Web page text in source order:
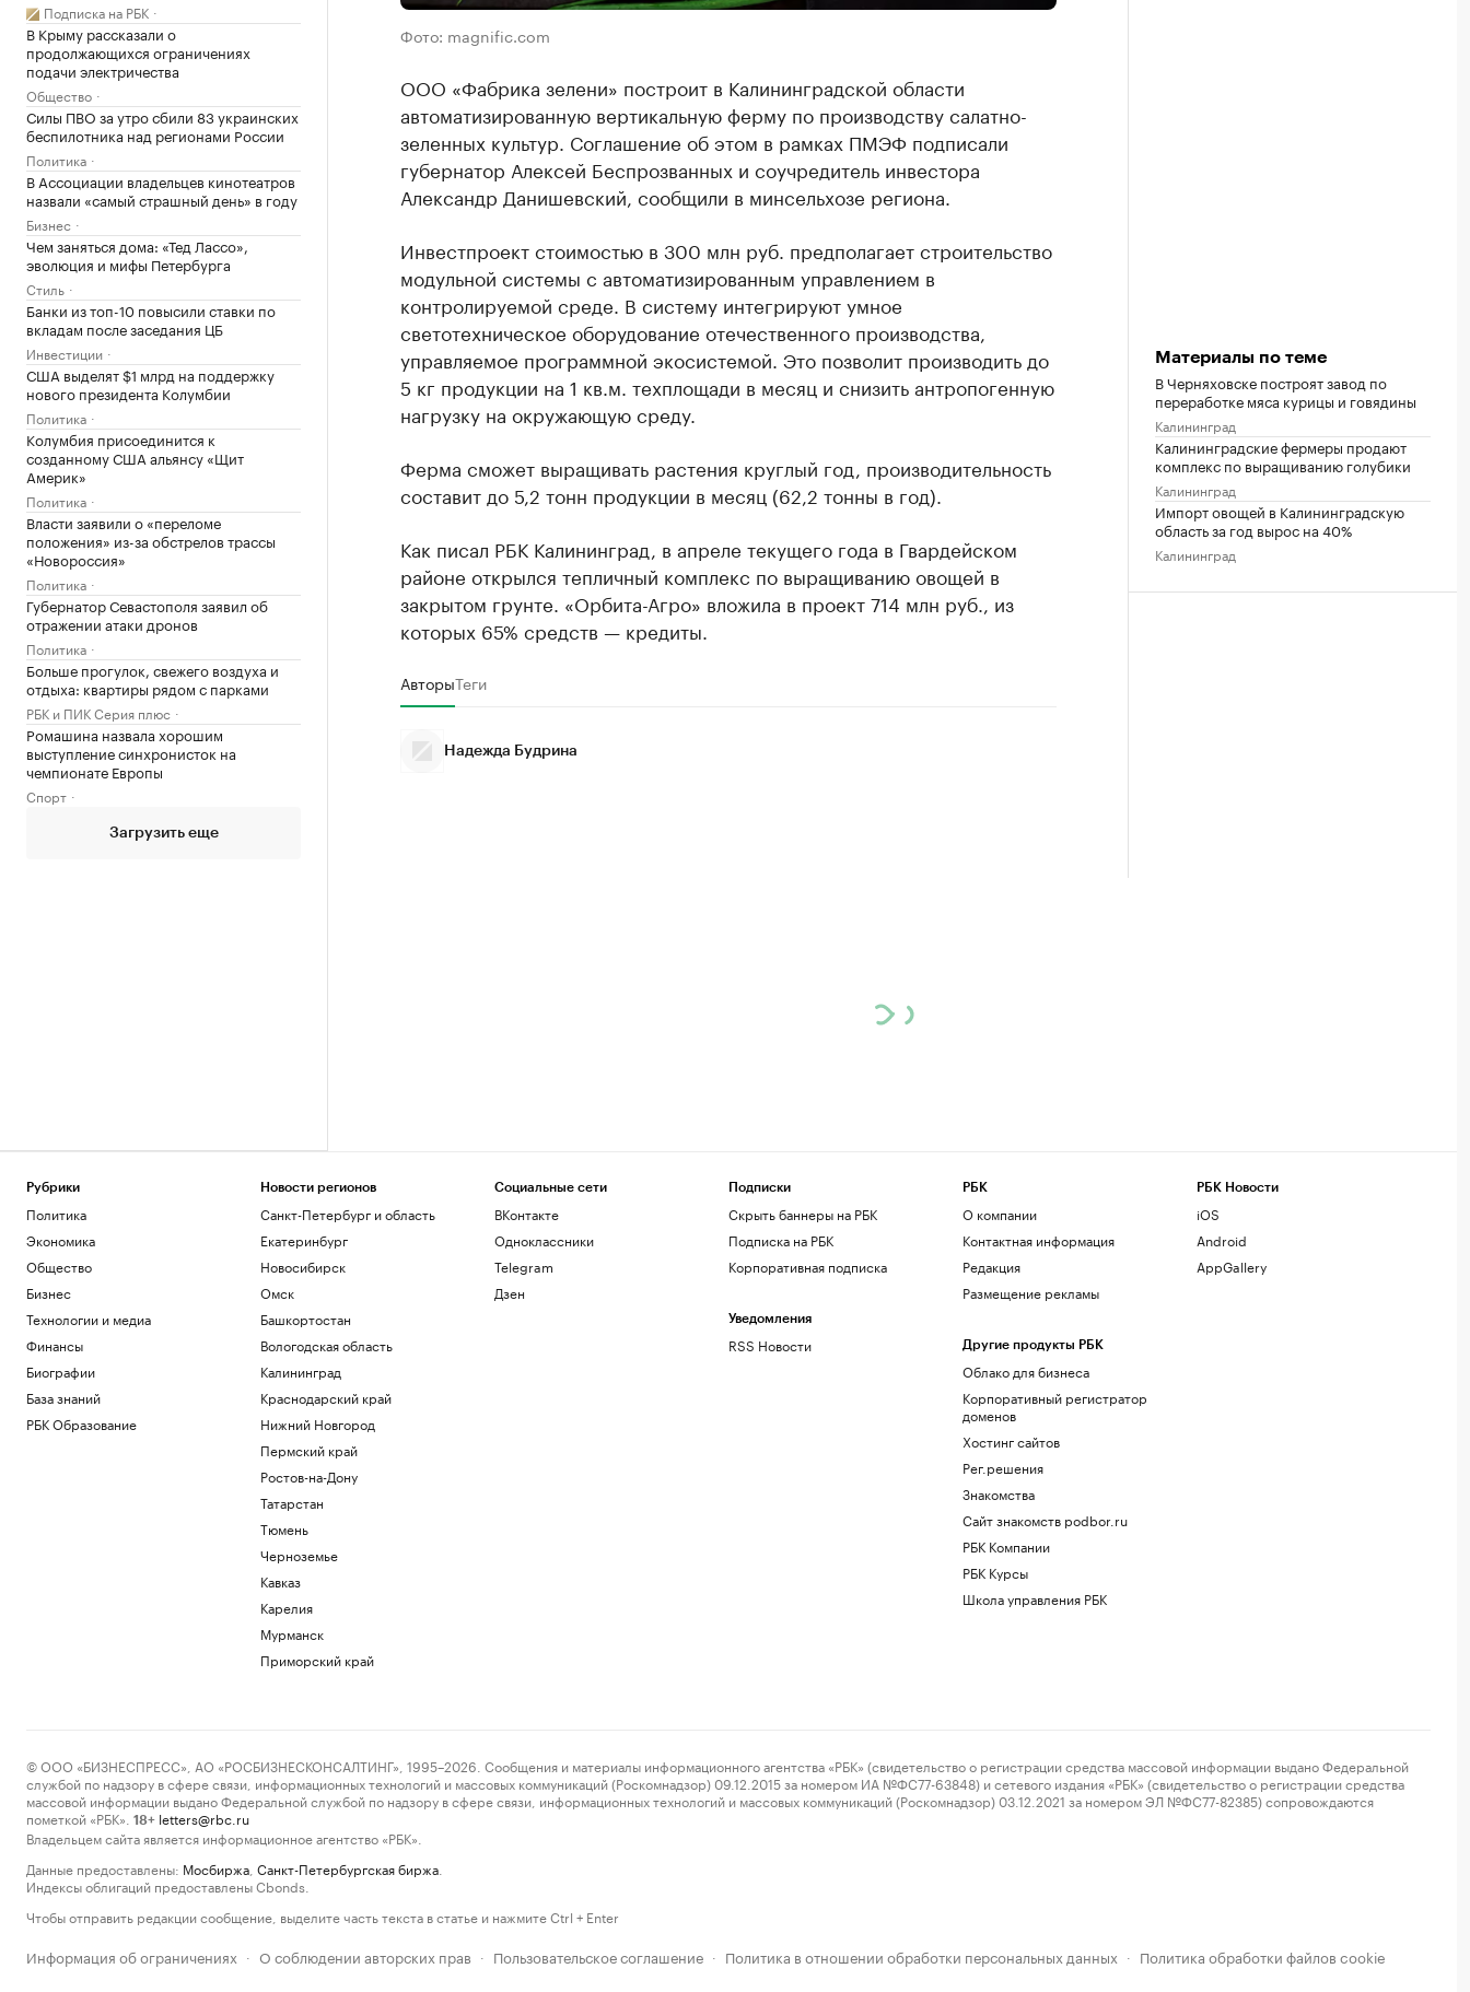
Подписка на РБК
В Крыму рассказали о
продолжающихся ограничениях
подачи электричества
Общество
Силы ПВО за утро сбили 83 украинских
беспилотника над регионами России
Политика
В Ассоциации владельцев кинотеатров
назвали «самый страшный день» в году
Бизнес
Чем заняться дома: «Тед Лассо»,
эволюция и мифы Петербурга
Стиль
Банки из топ-10 повысили ставки по
вкладам после заседания ЦБ
Инвестиции
США выделят $1 млрд на поддержку
нового президента Колумбии
Политика
Колумбия присоединится к
созданному США альянсу «Щит
Америк»
Политика
Власти заявили о «переломе
положения» из-за обстрелов трассы
«Новороссия»
Политика
Губернатор Севастополя заявил об
отражении атаки дронов
Политика
Больше прогулок, свежего воздуха и
отдыха: квартиры рядом с парками
РБК и ПИК Серия плюс
Ромашина назвала хорошим
выступление синхронисток на
чемпионате Европы
Спорт
Загрузить еще
Фото: magnific.com
ООО «Фабрика зелени» построит в Калининградской области
автоматизированную вертикальную ферму по производству салатно-
зеленных культур. Соглашение об этом в рамках ПМЭФ подписали
губернатор Алексей Беспрозванных и соучредитель инвестора
Александр Данишевский, сообщили в минсельхозе региона.
Инвестпроект стоимостью в 300 млн руб. предполагает строительство
модульной системы с автоматизированным управлением в
контролируемой среде. В систему интегрируют умное
светотехническое оборудование отечественного производства,
управляемое программной экосистемой. Это позволит производить до
5 кг продукции на 1 кв.м. техплощади в месяц и снизить антропогенную
нагрузку на окружающую среду.
Ферма сможет выращивать растения круглый год, производительность
составит до 5,2 тонн продукции в месяц (62,2 тонны в год).
Как писал РБК Калининград, в апреле текущего года в Гвардейском
районе открылся тепличный комплекс по выращиванию овощей в
закрытом грунте. «Орбита-Агро» вложила в проект 714 млн руб., из
которых 65% средств — кредиты.
АвторыТеги
Надежда Будрина
Материалы по теме
В Черняховске построят завод по
переработке мяса курицы и говядины
Калининград
Калининградские фермеры продают
комплекс по выращиванию голубики
Калининград
Импорт овощей в Калининградскую
область за год вырос на 40%
Калининград
Рубрики
Политика
Экономика
Общество
Бизнес
Технологии и медиа
Финансы
Биографии
База знаний
РБК Образование
Новости регионов
Санкт-Петербург и область
Екатеринбург
Новосибирск
Омск
Башкортостан
Вологодская область
Калининград
Краснодарский край
Нижний Новгород
Пермский край
Ростов-на-Дону
Татарстан
Тюмень
Черноземье
Кавказ
Карелия
Мурманск
Приморский край
Социальные сети
ВКонтакте
Одноклассники
Telegram
Дзен
Подписки
Скрыть баннеры на РБК
Подписка на РБК
Корпоративная подписка
Уведомления
RSS Новости
РБК
О компании
Контактная информация
Редакция
Размещение рекламы
Другие продукты РБК
Облако для бизнеса
Корпоративный регистратор
доменов
Хостинг сайтов
Рег.решения
Знакомства
Сайт знакомств podbor.ru
РБК Компании
РБК Курсы
Школа управления РБК
РБК Новости
iOS
Android
AppGallery
© ООО «БИЗНЕСПРЕСС», АО «РОСБИЗНЕСКОНСАЛТИНГ», 1995–2026. Сообщения и материалы информационного агентства «РБК» (свидетельство о регистрации средства массовой информации выдано Федеральной
службой по надзору в сфере связи, информационных технологий и массовых коммуникаций (Роскомнадзор) 09.12.2015 за номером ИА №ФС77-63848) и сетевого издания «РБК» (свидетельство о регистрации средства
массовой информации выдано Федеральной службой по надзору в сфере связи, информационных технологий и массовых коммуникаций (Роскомнадзор) 03.12.2021 за номером ЭЛ №ФС77-82385) сопровождаются
пометкой «РБК».
18+ letters@rbc.ru
Владельцем сайта является информационное агентство «РБК».
Данные предоставлены: Мосбиржа Санкт-Петербургская биржа
Индексы облигаций предоставлены Cbonds.
Чтобы отправить редакции сообщение, выделите часть текста в статье и нажмите Ctrl + Enter
Информация об ограничениях · О соблюдении авторских прав · Пользовательское соглашение · Политика в отношении обработки персональных данных · Политика обработки файлов cookie